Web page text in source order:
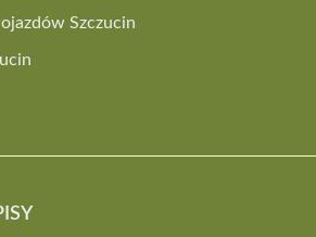
Szczucin